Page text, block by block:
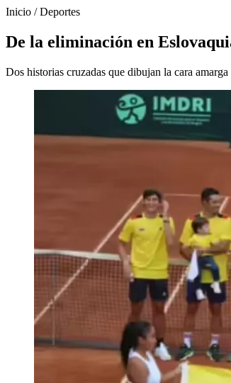
Inicio /Deportes
De la eliminación en
Dos historias cruzadas que dibujan la cara